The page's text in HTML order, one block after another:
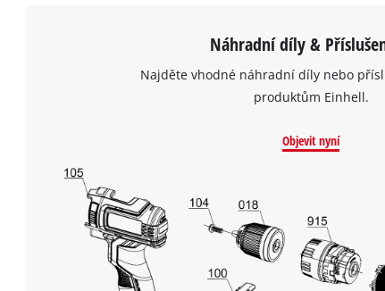
Náhradní díly &
Najděte vhodné náhradní díly nebo
produktům Einhell.
Objevit nyní